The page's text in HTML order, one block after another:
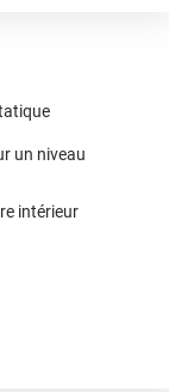
un niveau
intérieur
sur les